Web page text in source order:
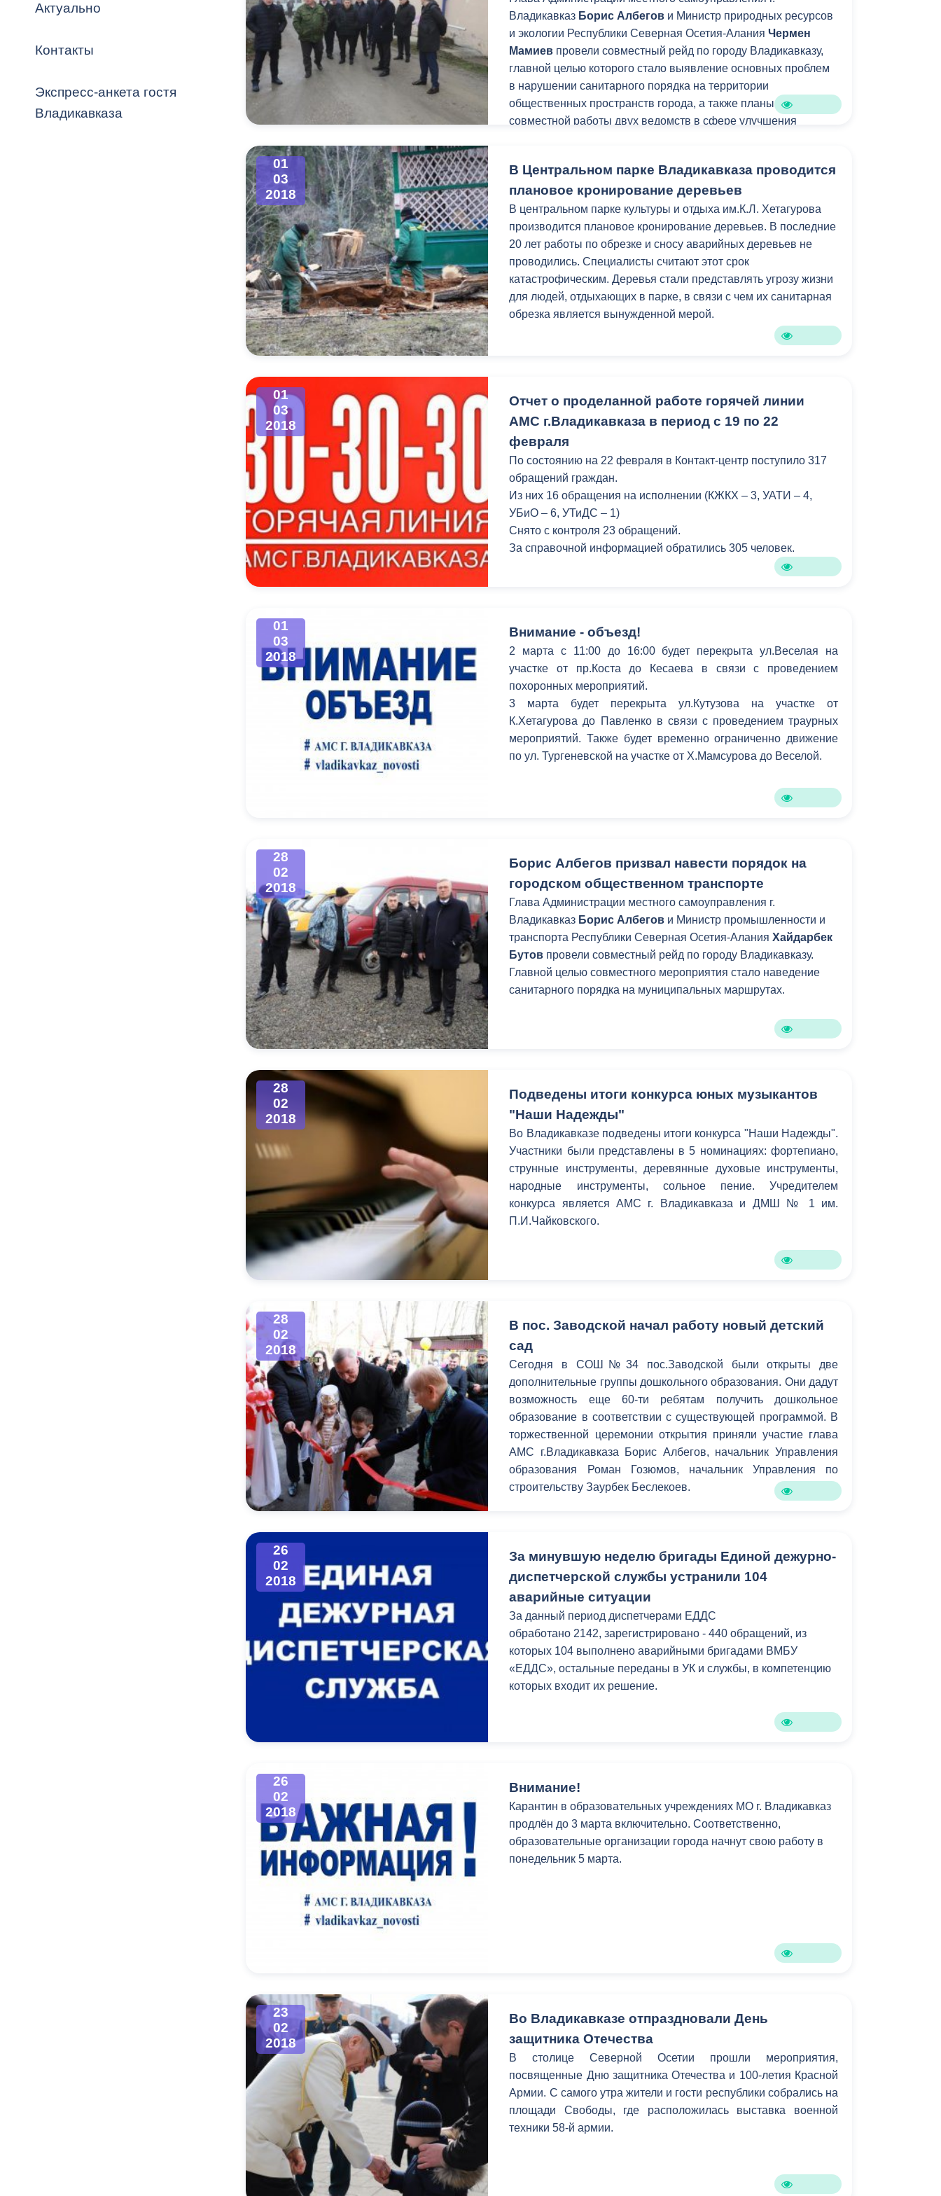
Владикавказ
Распоряжения, постановления Кадровая политика Противодействие коррупции
ОРВ и экспертиза НПА Контактная информация Градостроительная деятельность
Оценка деятельности органов
Списки граждан, состоящих на
учете в качестве нуждающихся в
улучшении жилищных условий по
Открытые данные
Общественное обсуждение
документов стратегического
планирования
Гражданская оборона в
чрезвычайных ситуациях
Незаконное строительство
Информация о результатах
проверок
Порядок обжалования решений и
действий органов местного
самоуправления
Бесплатная юридическая помощь
Муниципальный контроль Выборы 2026
Актуально
Контакты
Экспресс-анкета гостя
Владикавказа
Владикавказ Борис Албегов и Министр природных ресурсов
и экологии Республики Северная Осетия-АланияЧермен
Мамиев провели совместный рейд по городу Владикавказу,
главной целью которого стало выявление основных проблем
в нарушении санитарного порядка на территории
общественных пространств города, а также планы
совместной работы двух ведомств в сфере улучшения
01
03
2018
В Центральном парке Владикавказа проводится
плановое кронирование деревьев
В центральном парке культуры и отдыха им.К.Л. Хетагурова
производится плановое кронирование деревьев. В последние
20 лет работы по обрезке и сносу аварийных деревьев не
проводились. Специалисты считают этот срок
катастрофическим. Деревья стали представлять угрозу жизни
для людей, отдыхающих в парке, в связи с чем их санитарная
обрезка является вынужденной мерой.
01
03
2018
Отчет о проделанной работе горячей линии
АМС г.Владикавказа в период с 19 по 22
февраля
По состоянию на 22 февраля в Контакт-центр поступило 317
обращений граждан.
Из них 16 обращения на исполнении (КЖКХ – 3, УАТИ – 4,
УБиО – 6, УТиДС – 1)
Снято с контроля 23 обращений.
За справочной информацией обратились 305 человек.
01
03
2018
Внимание - объезд!
2 марта с 11:00 до 16:00 будет перекрыта ул.Веселая на
участке от пр.Коста до Кесаева в связи с проведением
похоронных мероприятий.
3 марта будет перекрыта ул.Кутузова на участке от
К.Хетагурова до Павленко в связи с проведением траурных
мероприятий. Также будет временно ограниченно движение
по ул. Тургеневской на участке от Х.Мамсурова до Веселой.
28
02
2018
Борис Албегов призвал навести порядок на
городском общественном транспорте
Глава Администрации местного самоуправления г.
Владикавказ Борис Албегов и Министр промышленности и
транспорта Республики Северная Осетия-АланияХайдарбек
Бутов провели совместный рейд по городу Владикавказу.
Главной целью совместного мероприятия стало наведение
санитарного порядка на муниципальных маршрутах.
28
02
2018
Подведены итоги конкурса юных музыкантов
"Наши Надежды"
Во Владикавказе подведены итоги конкурса "Наши Надежды".
Участники были представлены в 5 номинациях: фортепиано,
струнные инструменты, деревянные духовые инструменты,
народные инструменты, сольное пение. Учредителем
конкурса является АМС г. Владикавказа и ДМШ № 1 им.
П.И.Чайковского.
28
02
2018
В пос. Заводской начал работу новый детский
сад
Сегодня в СОШ№34 пос.Заводской были открыты две
дополнительные группы дошкольного образования. Они дадут
возможность еще 60-ти ребятам получить дошкольное
образование в соответствии с существующей программой. В
торжественной церемонии открытия приняли участие глава
АМС г.Владикавказа Борис Албегов, начальник Управления
образования Роман Гозюмов, начальник Управления по
строительству Заурбек Беслекоев.
26
02
2018
За минувшую неделю бригады Единой дежурно-
диспетчерской службы устранили 104
аварийные ситуации
За данный период диспетчерами ЕДДС
обработано 2142, зарегистрировано - 440 обращений, из
которых 104 выполнено аварийными бригадами ВМБУ
«ЕДДС», остальные переданы в УК и службы, в компетенцию
которых входит их решение.
26
02
2018
Внимание!
Карантин в образовательных учреждениях МО г. Владикавказ
продлён до 3 марта включительно. Соответственно,
образовательные организации города начнут свою работу в
понедельник 5 марта.
23
02
2018
Во Владикавказе отпраздновали День
защитника Отечества
В столице Северной Осетии прошли мероприятия,
посвященные Дню защитника Отечества и 100-летия Красной
Армии. С самого утра жители и гости республики собрались на
площади Свободы, где расположилась выставка военной
техники 58-й армии.